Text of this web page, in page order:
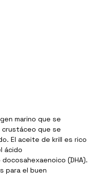
marino que se
que se
El aceite de krill es rico
ácido
(DHA).
para el buen